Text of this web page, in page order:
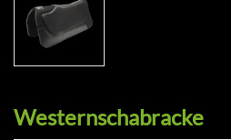
Westernschabracke